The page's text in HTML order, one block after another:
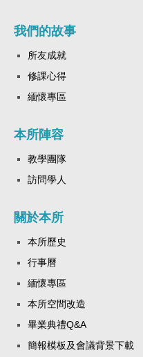
我們的故事
所友成就
修課心得
緬懷專區
本所陣容
教學團隊
訪問學人
關於本所
本所歷史
行事曆
緬懷專區
本所空間改造
畢業典禮Q&A
簡報模板及會議背景下載